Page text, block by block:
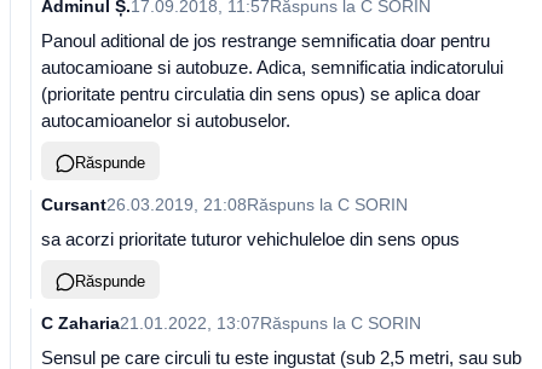
Adminul Ș.17.09.2018, 11:57Răspuns la C SORIN
Panoul aditional de jos restrange semnificatia doar pentru
autocamioane si autobuze. Adica, semnificatia indicatorului
(prioritate pentru circulatia din sens opus) se aplica doar
autocamioanelor si autobuselor.
Răspunde
Cursant26.03.2019, 21:08Răspuns la C SORIN
sa acorzi prioritate tuturor vehichuleloe din sens opus
Răspunde
C Zaharia21.01.2022, 13:07Răspuns la C SORIN
Sensul pe care circuli tu este ingustat (sub 2,5 metri, sau sub